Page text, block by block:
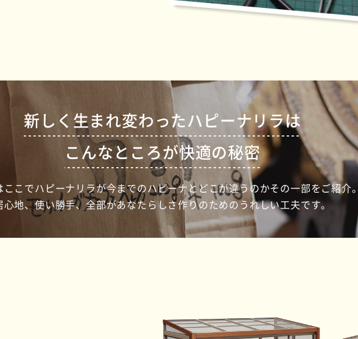
新しく生まれ変わったハピーナリラは
こんなところが快適の秘密
ここでハピーナリラが今までのハピーナと どこが違うのかその一部をご紹介。
心地、使い勝手、全部があなたらしさ作りのための うれしい工夫です。